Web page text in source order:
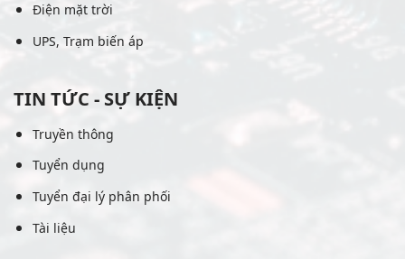
Điện mặt trời
UPS, Trạm biến áp
TIN TỨC - SỰ KIỆN
Truyền thông
Tuyển dụng
Tuyển đại lý phân phối
Tài liệu